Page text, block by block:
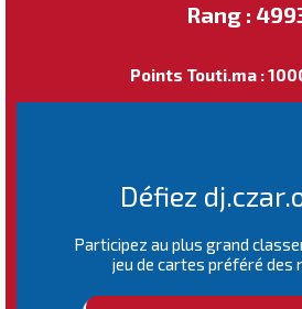
Rang :
Points Touti.ma :
Défiez
Participez au plus grand
jeu de cartes préféré des